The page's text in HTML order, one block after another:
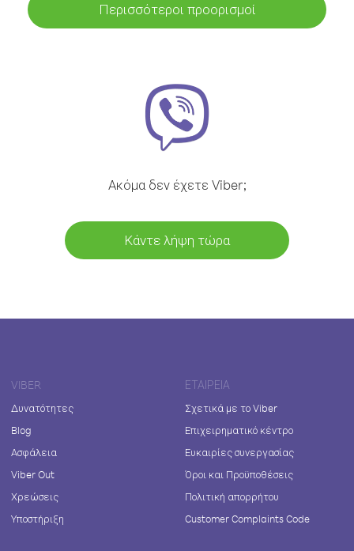
Περισσότεροι προορισμοί
Ακόμα δεν έχετε Viber;
Κάντε λήψη τώρα
VIBER
Δυνατότητες
Blog
Ασφάλεια
Viber Out
Χρεώσεις
Υποστήριξη
ΕΤΑΙΡΕΊΑ
Σχετικά με το Viber
Επιχειρηματικό κέντρο
Ευκαιρίες συνεργασίας
Όροι και Προϋποθέσεις
Πολιτική απορρήτου
Customer Complaints Code